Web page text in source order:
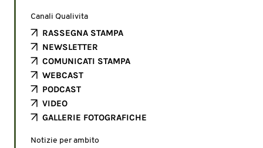
Canali Qualivita
RASSEGNA STAMPA
NEWSLETTER
COMUNICATI STAMPA
WEBCAST
PODCAST
VIDEO
GALLERIE FOTOGRAFICHE
Notizie per ambito